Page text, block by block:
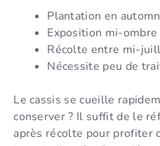
Plantation en
Exposition mi-
Récolte entre mi-
Nécessite peu de
Le cassis se cueille
conserver ? Il suffit de le
après récolte pour profiter